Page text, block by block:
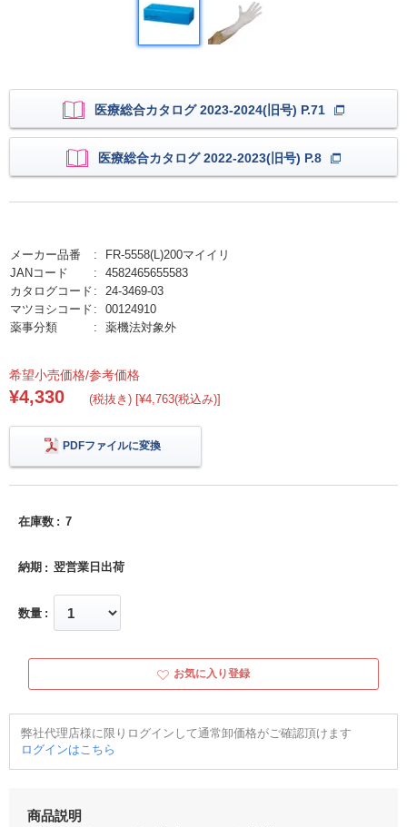
医療総合カタログ 2023-2024(旧号) P.71
医療総合カタログ 2022-2023(旧号) P.8
メーカー品番
FR-5558(L)200マイイリ
JANコード
4582465655583
カタログコード
24-3469-03
マツヨシコード
00124910
薬事分類
薬機法対象外
希望小売価格/参考価格
¥4,330 (税抜き) [¥4,763(税込み)]
PDFファイルに変換
在庫数 7
納期 翌営業日出荷
数量
お気に入り登録
弊社代理店様に限りログインして通常卸価格がご確認頂けます
ログインはこちら
商品説明